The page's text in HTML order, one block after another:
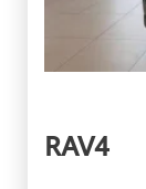
RAV4